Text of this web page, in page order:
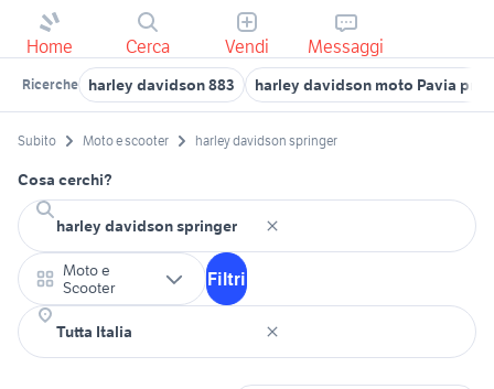
Home Cerca Vendi Messaggi
Ricerche harley davidson 883 harley davidson moto Pavia
Subito Moto e scooter harley davidson springer
Cosa cerchi?
Moto e
Scooter
Filtri